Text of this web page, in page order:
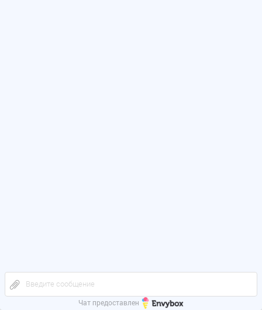
Введите сообщение
Чат предоставлен